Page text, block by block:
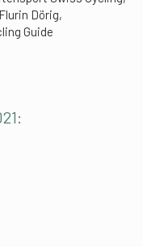
Dörig,
Guide